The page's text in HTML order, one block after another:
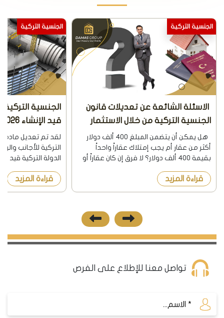
الجنسية التركية
الاسئلة الشائعة عن تعديلات قانون
الجنسية التركية من خلال الاستثمار
العقاري 2026
هل يمكن أن يتضمن المبلغ 400 ألف دولار
أكثر من عقار أم يجب إمتلاك عقاراً واحداً
بقيمة 400 ألف دولار؟ لا فرق إن كان عقاراً أو
ألف دولار. هل القرار الجديد خاص ...
قراءة المزيد
الجنسية التركية
الجنسية
قيد الإنشاء 2026
لقد تم تعديل مادة
التركية للأجانب
الدولة التركية قيد
8/12/2018
قراءة المزيد
تواصل معنا للإطلاع على الفرص